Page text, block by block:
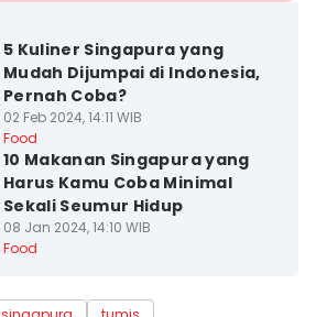
5 Kuliner Singapura yang
Mudah Dijumpai di Indonesia,
Pernah Coba?
02 Feb 2024, 14:11 WIB
Food
10 Makanan Singapura yang
Harus Kamu Coba Minimal
Sekali Seumur Hidup
08 Jan 2024, 14:10 WIB
Food